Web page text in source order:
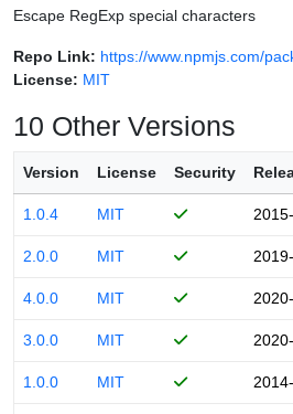
Escape RegExp special characters
Repo Link: https://www.npmjs.com/
License: MIT
10 Other Versions
Version License Security
1.0.4 MIT
2.0.0 MIT
4.0.0 MIT
3.0.0 MIT
1.0.0 MIT